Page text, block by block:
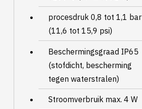
procesdruk 0,8 tot 1,1 bar
(11,6 tot 15,9 psi)
Beschermingsgraad IP65
(stofdicht, bescherming
tegen waterstralen)
Stroomverbruik max. 4 W